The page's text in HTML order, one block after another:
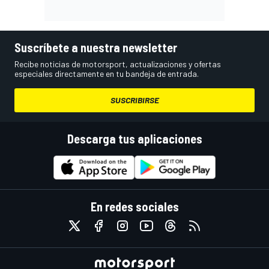
Suscríbete a nuestra newsletter
Recibe noticias de motorsport, actualizaciones y ofertas
especiales directamente en tu bandeja de entrada.
SUSCRIBIRSE
Descarga tus aplicaciones
En redes sociales